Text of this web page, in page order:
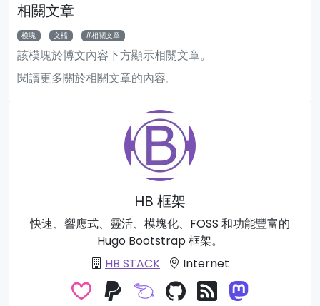
相關文章
模塊 文檔 相關文章
該模塊於博文內容下方顯示相關文章。
閱讀更多關於相關文章的內容。
HB 框架
快速、響應式、靈活、模塊化、FOSS 和功能豐富的
Hugo Bootstrap 框架。
HB STACK
Internet